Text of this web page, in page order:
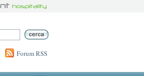
Forum RSS